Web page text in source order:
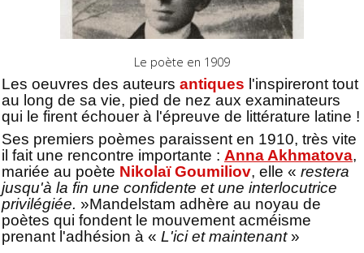
Le poète en 1909
Les oeuvres des auteurs antiques l'inspireront tout
au long de sa vie, pied de nez aux examinateurs
qui le firent échouer à l'épreuve de littérature latine !
Ses premiers poèmes paraissent en 1910, très vite
il fait une rencontre importante : Anna Akhmatova,
mariée au poète Nikolaï Goumiliov, elle « restera
jusqu'à la fin une confidente et une interlocutrice
privilégiée. »Mandelstam adhère au noyau de
poètes qui fondent le mouvement acméisme
prenant l'adhésion à « L'ici et maintenant»